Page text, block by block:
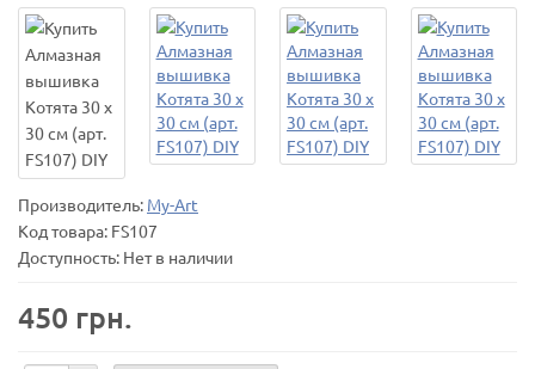
Производитель: My-Art
Код товара: FS107
Доступность: Нет в наличии
450 грн.